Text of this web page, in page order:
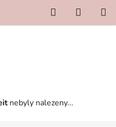
Hledat
KOŠÍK
nebyly nalezeny...